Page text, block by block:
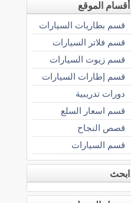
أقسام الموقع
قسم بطاريات السيارات
قسم فلاتر السيارات
قسم زيوت السيارات
قسم إطارات السيارات
دورات تدريبية
قسم اسعار السلع
قصص النجاح
قسم السيارات
ابحث